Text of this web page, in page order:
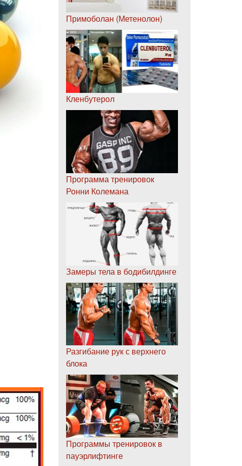
Примоболан (Метенолон)
Кленбутерол
Программа тренировок
Ронни Колемана
Замеры тела в бодибилдинге
Разгибание рук с верхнего
блока
Программы тренировок в
пауэрлифтинге